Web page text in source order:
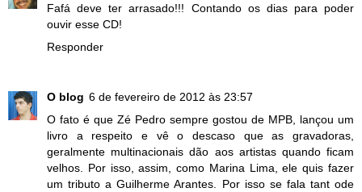
Fafá deve ter arrasado!!! Contando os dias para poder
ouvir esse CD!
Responder
O blog 6 de fevereiro de 2012 às 23:57
O fato é que Zé Pedro sempre gostou de MPB, lançou um
livro a respeito e vê o descaso que as gravadoras,
geralmente multinacionais dão aos artistas quando ficam
velhos. Por isso, assim, como Marina Lima, ele quis fazer
um tributo a Guilherme Arantes. Por isso se fala tant ode